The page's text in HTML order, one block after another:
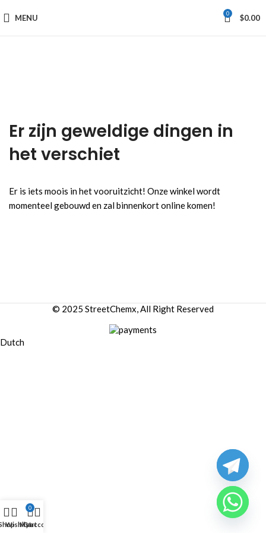
MENU 0 $0.00
Er zijn geweldige dingen in
het verschiet
Er is iets moois in het vooruitzicht! Onze winkel wordt
momenteel gebouwd en zal binnenkort online komen!
© 2025 StreetChemx, All Right Reserved
Wishlist
0
Cart
My account
Dutch